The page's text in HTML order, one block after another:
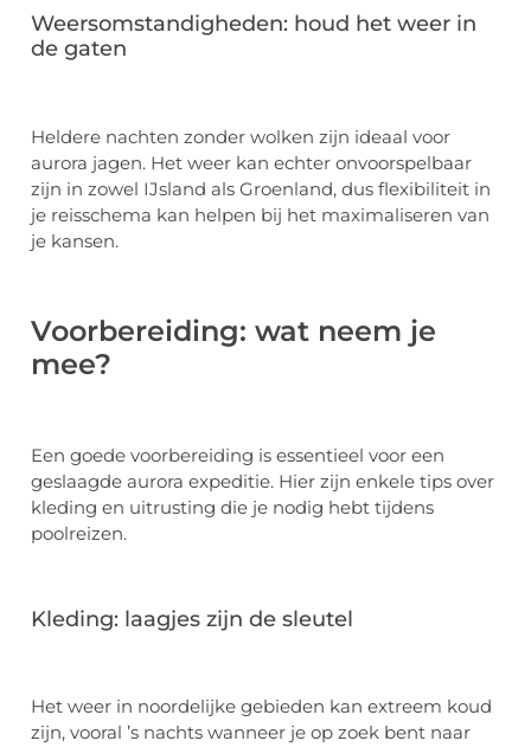
Weersomstandigheden: houd het weer in
de gaten
Heldere nachten zonder wolken zijn ideaal voor
aurora jagen. Het weer kan echter onvoorspelbaar
zijn in zowel IJsland als Groenland, dus flexibiliteit in
je reisschema kan helpen bij het maximaliseren van
je kansen.
Voorbereiding: wat neem je
mee?
Een goede voorbereiding is essentieel voor een
geslaagde aurora expeditie. Hier zijn enkele tips over
kleding en uitrusting die je nodig hebt tijdens
poolreizen.
Kleding: laagjes zijn de sleutel
Het weer in noordelijke gebieden kan extreem koud
zijn, vooral ’s nachts wanneer je op zoek bent naar